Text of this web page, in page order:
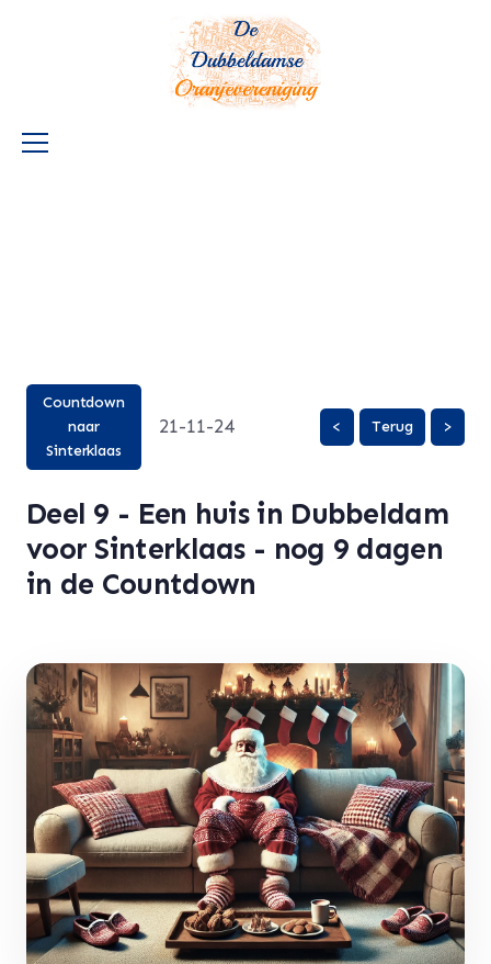
Countdown
naar
Sinterklaas
21-11-24 < Terug >
Deel 9 - Een huis in Dubbeldam
voor Sinterklaas - nog 9 dagen
in de Countdown